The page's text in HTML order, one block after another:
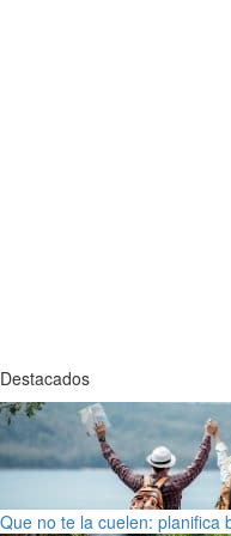
Destacados
Que no te la cuelen: planifica